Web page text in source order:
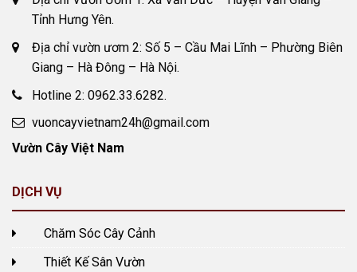
Tỉnh Hưng Yên.
Địa chỉ vườn ươm 2: Số 5 – Cầu Mai Lĩnh – Phường Biên
Giang – Hà Đông – Hà Nội.
Hotline 2: 0962.33.6282.
vuoncayvietnam24h@gmail.com
Vườn Cây Việt Nam
DỊCH VỤ
Chăm Sóc Cây Cảnh
Thiết Kế Sân Vườn